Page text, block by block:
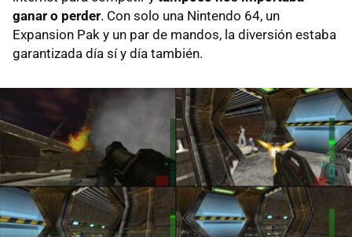
ganar o perder. Con solo una Nintendo 64, un
Expansion Pak y un par de mandos, la diversión estaba
garantizada día sí y día también.